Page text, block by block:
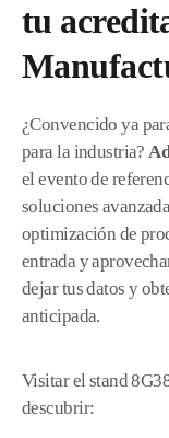
tu
¿Convencido ya
para la industria?
el evento de
soluciones
optimización de
entrada y
dejar tus datos y
anticipada.
Visitar el stand
descubrir: